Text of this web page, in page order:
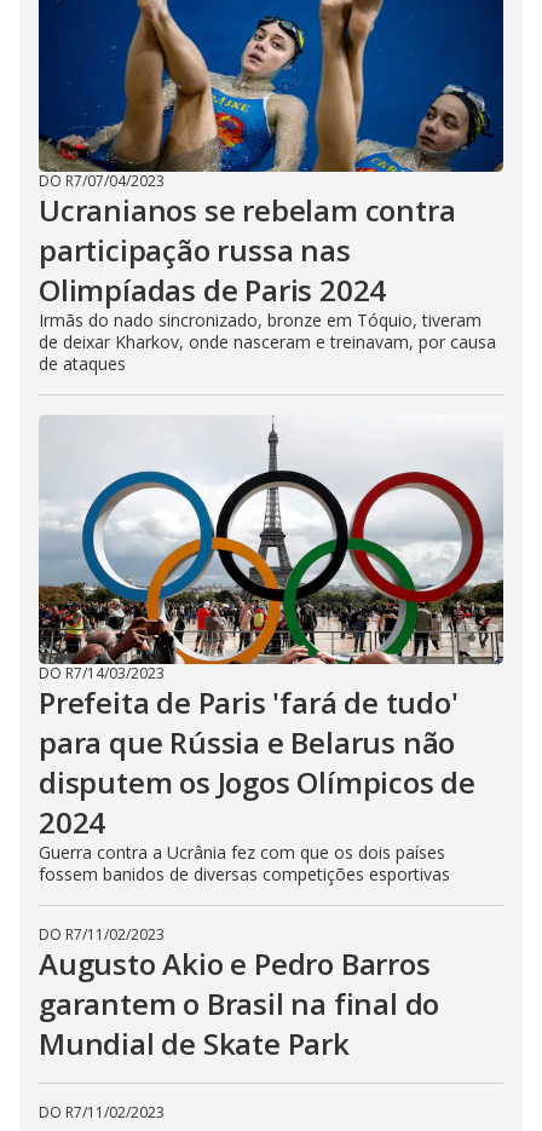
DO R7/07/04/2023
Ucranianos se rebelam contra
participação russa nas
Olimpíadas de Paris 2024
Irmãs do nado sincronizado, bronze em Tóquio, tiveram
de deixar Kharkov, onde nasceram e treinavam, por causa
de ataques
DO R7/14/03/2023
Prefeita de Paris 'fará de tudo'
para que Rússia e Belarus não
disputem os Jogos Olímpicos de
2024
Guerra contra a Ucrânia fez com que os dois países
fossem banidos de diversas competições esportivas
DO R7/11/02/2023
Augusto Akio e Pedro Barros
garantem o Brasil na final do
Mundial de Skate Park
DO R7/11/02/2023